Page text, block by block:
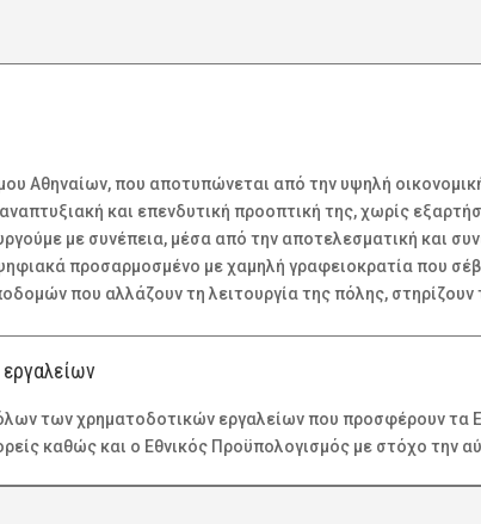
Αθηναίων, που αποτυπώνεται από την υψηλή
και επενδυτική προοπτική της, χωρίς
με συνέπεια, μέσα από την αποτελεσματική και
προσαρμοσμένο με χαμηλή γραφειοκρατία που
που αλλάζουν τη λειτουργία της πόλης, στηρίζουν
των χρηματοδοτικών εργαλείων που προσφέρουν τα
καθώς και ο Εθνικός Προϋπολογισμός με στόχο την